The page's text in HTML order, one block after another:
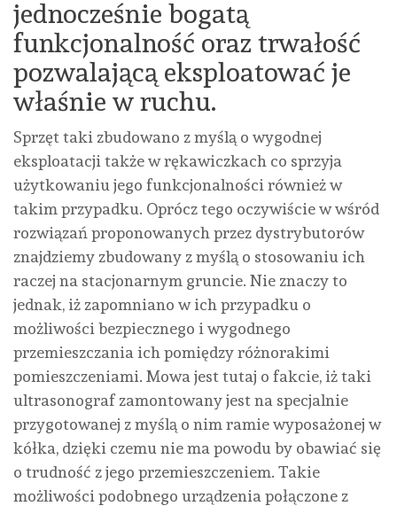
jednocześnie bogatą
funkcjonalność oraz trwałość
pozwalającą eksploatować je
właśnie w ruchu.
Sprzęt taki zbudowano z myślą o wygodnej
eksploatacji także w rękawiczkach co sprzyja
użytkowaniu jego funkcjonalności również w
takim przypadku. Oprócz tego oczywiście w wśród
rozwiązań proponowanych przez dystrybutorów
znajdziemy zbudowany z myślą o stosowaniu ich
raczej na stacjonarnym gruncie. Nie znaczy to
jednak, iż zapomniano w ich przypadku o
możliwości bezpiecznego i wygodnego
przemieszczania ich pomiędzy różnorakimi
pomieszczeniami. Mowa jest tutaj o fakcie, iż taki
ultrasonograf zamontowany jest na specjalnie
przygotowanej z myślą o nim ramie wyposażonej w
kółka, dzięki czemu nie ma powodu by obawiać się
o trudność z jego przemieszczeniem. Takie
możliwości podobnego urządzenia połączone z